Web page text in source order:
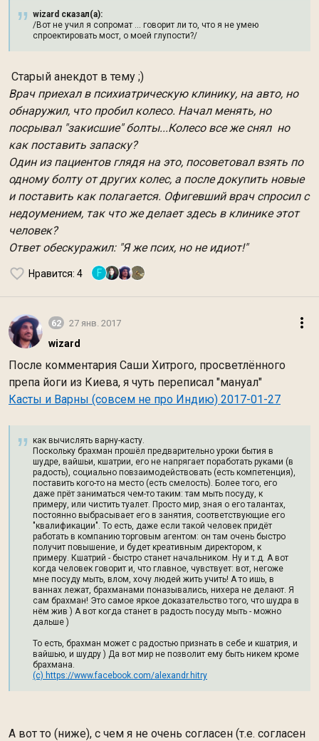
wizard сказал(а):
/Вот не учил я сопромат ... говорит ли то, что я не умею
спроектировать мост, о моей глупости?/
Старый анекдот в тему ;)
Врач приехал в психиатрическую клинику, на авто, но
обнаружил, что пробил колесо. Начал менять, но
посрывал "закисшие" болты...Колесо все же снял но
как поставить запаску?
Один из пациентов глядя на это, посоветовал взять по
одному болту от других колес, а после докупить новые
и поставить как полагается. Офигевший врач спросил с
недоумением, так что же делает здесь в клинике этот
человек?
Ответ обескуражил: "Я же псих, но не идиот!"
Нравится: 4 F
62 27 янв. 2017
wizard
После комментария Саши Хитрого, просветлённого
препа йоги из Киева, я чуть переписал "мануал"
Касты и Варны (совсем не про Индию) 2017-01-27
как вычислять варну-касту.
Поскольку брахман прошёл предварительно уроки бытия в
шудре, вайшьи, кшатрии, его не напрягает поработать руками (в
радость), социально повзаимодействовать (есть компетенция),
поставить кого-то на место (есть смелость). Более того, его
даже прёт заниматься чем-то таким: там мыть посуду, к
примеру, или чистить туалет. Просто мир, зная о его талантах,
постоянно выбрасывает его в занятия, соответствующие его
"квалификации". То есть, даже если такой человек придёт
работать в компанию торговым агентом: он там очень быстро
получит повышение, и будет креативным директором, к
примеру. Кшатрий - быстро станет начальником. Ну и т.д. А вот
когда человек говорит и, что главное, чувствует: вот, негоже
мне посуду мыть, влом, хочу людей жить учить! А то ишь, в
ваннах лежат, брахманами поназывались, нихера не делают. Я
сам брахман! Это самое яркое доказательство того, что шудра в
нём жив ) А вот когда станет в радость посуду мыть - можно
дальше )
То есть, брахман может с радостью признать в себе и кшатрия, и
вайшью, и шудру ) Да вот мир не позволит ему быть никем кроме
брахмана.
(c) https://www.facebook.com/alexandr.hitry
А вот то (ниже), с чем я не очень согласен (т.е. согласен